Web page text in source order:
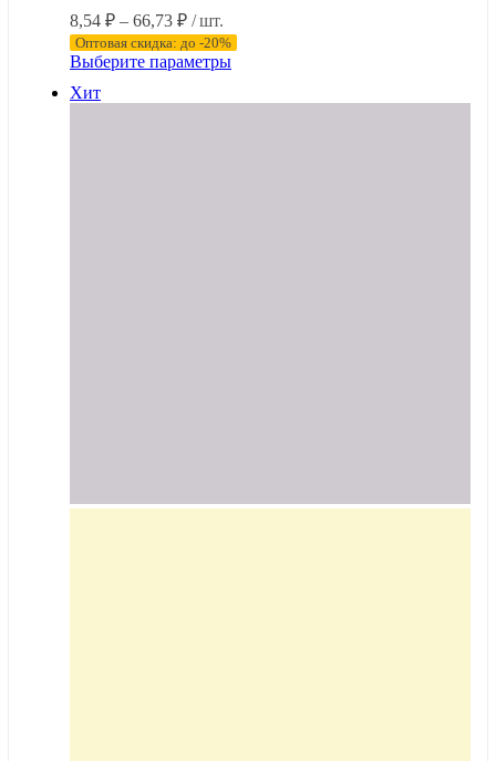
8,54 ₽ – 66,73 ₽Диапазон
цен:
8,54 ₽
66,73 ₽
/ шт.
Оптовая скидка: до -20%
Выберите параметрыЭтот
имеет
Хит